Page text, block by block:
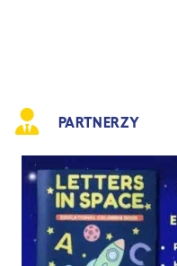
PARTNERZY